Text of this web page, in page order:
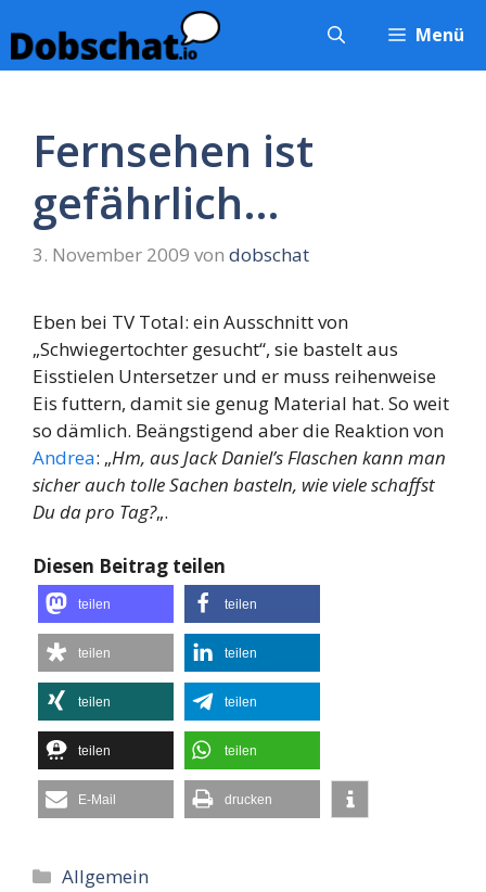
Inhalt
springen
Menü
Fernsehen ist
gefährlich…
3. November 2009 von dobschat
Eben bei TV Total: ein Ausschnitt von
„Schwiegertochter gesucht“, sie bastelt aus
Eisstielen Untersetzer und er muss reihenweise
Eis futtern, damit sie genug Material hat. So weit
so dämlich. Beängstigend aber die Reaktion von
Andrea: „Hm, aus Jack Daniel’s Flaschen kann man
sicher auch tolle Sachen basteln, wie viele schaffst
Du da pro Tag?„.
Diesen Beitrag teilen
teilen teilen
teilen teilen
teilen teilen
teilen teilen
E-Mail drucken
Kategorien
Allgemein